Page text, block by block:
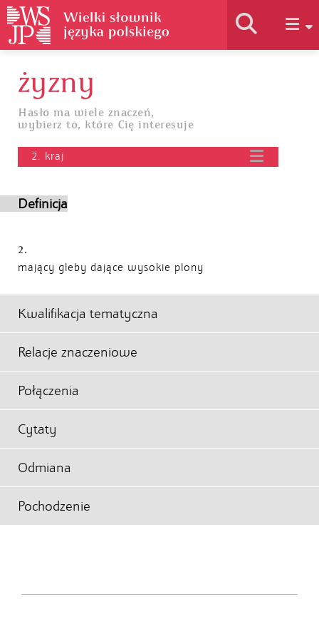
Jak korzystać
żyzny
Hasło ma wiele znaczeń,
wybierz to, które Cię interesuje
2. kraj
Definicja
2.
mający gleby dające wysokie plony
Kwalifikacja tematyczna
Relacje znaczeniowe
Połączenia
Cytaty
Odmiana
Pochodzenie